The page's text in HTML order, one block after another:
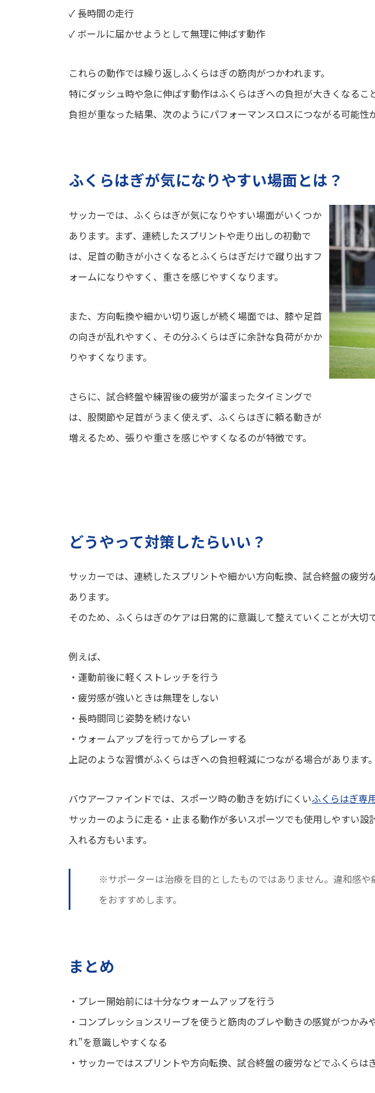
✓ 長時間の走行
✓ ボールに届かせようとして無理に伸ばす動作
これらの動作では繰り返しふくらはぎの筋肉がつかわれます。
特にダッシュ時や急に伸ばす動作はふくらはぎへの負担が大きくなるこ
負担が重なった結果、次のようにパフォーマンスロスにつながる可能性
ふくらはぎが気になりやすい場面とは？
サッカーでは、ふくらはぎが気になりやすい場面がいくつか
あります。まず、連続したスプリントや走り出しの初動で
は、足首の動きが小さくなるとふくらはぎだけで蹴り出すフ
ォームになりやすく、重さを感じやすくなります。
また、方向転換や細かい切り返しが続く場面では、膝や足首
の向きが乱れやすく、その分ふくらはぎに余計な負荷がかか
りやすくなります。
さらに、試合終盤や練習後の疲労が溜まったタイミングで
は、股関節や足首がうまく使えず、ふくらはぎに頼る動きが
増えるため、張りや重さを感じやすくなるのが特徴です。
どうやって対策したらいい？
サッカーでは、連続したスプリントや細かい方向転換、試合終盤の疲労
あります。
そのため、ふくらはぎのケアは日常的に意識して整えていくことが大切で
例えば、
・運動前後に軽くストレッチを行う
・疲労感が強いときは無理をしない
・長時間同じ姿勢を続けない
・ウォームアップを行ってからプレーする
上記のような習慣がふくらはぎへの負担軽減につながる場合があります。
バウアーファインドでは、スポーツ時の動きを妨げにくいふくらはぎ専
サッカーのように走る・止まる動作が多いスポーツでも使用しやすい
入れる方もいます。
※サポーターは治療を目的としたものではありません。違和感
をおすすめします。
まとめ
・プレー開始前には十分なウォームアップを行う
・コンプレッションスリーブを使うと筋肉のブレや動きの感覚がつか
れ”を意識しやすくなる
・サッカーではスプリントや方向転換、試合終盤の疲労などでふくら